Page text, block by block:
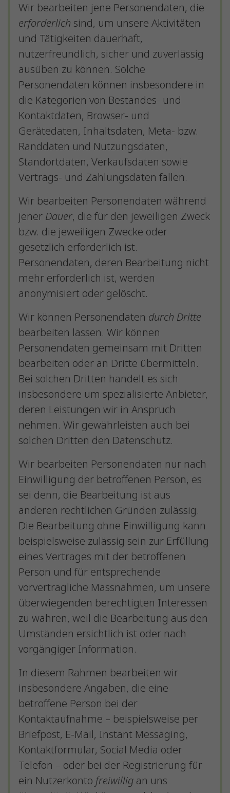
Wir bearbeiten jene Personendaten, die
erforderlich sind, um unsere Aktivitäten
und Tätigkeiten dauerhaft,
nutzerfreundlich, sicher und zuverlässig
ausüben zu können. Solche
Personendaten können insbesondere in
die Kategorien von Bestandes- und
Kontaktdaten, Browser- und
Gerätedaten, Inhaltsdaten, Meta- bzw.
Randdaten und Nutzungsdaten,
Standortdaten, Verkaufsdaten sowie
Vertrags- und Zahlungsdaten fallen.
Wir bearbeiten Personendaten während
jener Dauer, die für den jeweiligen Zweck
bzw. die jeweiligen Zwecke oder
gesetzlich erforderlich ist.
Personendaten, deren Bearbeitung nicht
mehr erforderlich ist, werden
anonymisiert oder gelöscht.
Wir können Personendaten durch Dritte
bearbeiten lassen. Wir können
Personendaten gemeinsam mit Dritten
bearbeiten oder an Dritte übermitteln.
Bei solchen Dritten handelt es sich
insbesondere um spezialisierte Anbieter,
deren Leistungen wir in Anspruch
nehmen. Wir gewährleisten auch bei
solchen Dritten den Datenschutz.
Wir bearbeiten Personendaten nur nach
Einwilligung der betroffenen Person, es
sei denn, die Bearbeitung ist aus
anderen rechtlichen Gründen zulässig.
Die Bearbeitung ohne Einwilligung kann
beispielsweise zulässig sein zur Erfüllung
eines Vertrages mit der betroffenen
Person und für entsprechende
vorvertragliche Massnahmen, um unsere
überwiegenden berechtigten Interessen
zu wahren, weil die Bearbeitung aus den
Umständen ersichtlich ist oder nach
vorgängiger Information.
In diesem Rahmen bearbeiten wir
insbesondere Angaben, die eine
betroffene Person bei der
Kontaktaufnahme – beispielsweise per
Briefpost, E-Mail, Instant Messaging,
Kontaktformular, Social Media oder
Telefon – oder bei der Registrierung für
ein Nutzerkonto freiwillig an uns